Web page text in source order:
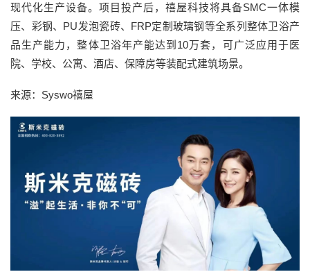
现代化生产设备。项目投产后，禧屋科技将具备SMC一体模
压、彩钢、PU发泡瓷砖、FRP定制玻璃钢等全系列整体卫浴产
品生产能力，整体卫浴年产能达到10万套，可广泛应用于医
院、学校、公寓、酒店、保障房等装配式建筑场景。
来源：Syswo禧屋